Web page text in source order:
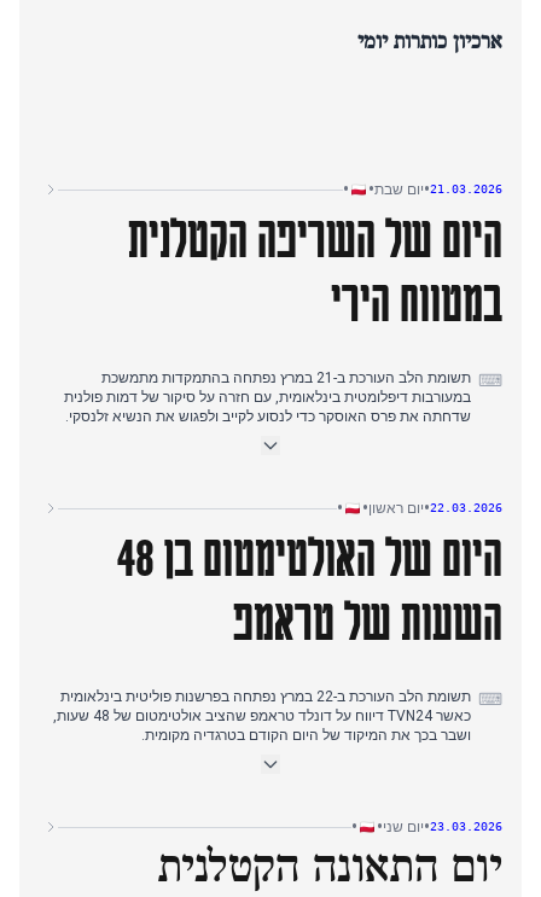
ארכיון כותרות יומי
21.03.2026
•יום שבת•
•
היום של השריפה הקטלנית
במטווח הירי
⌨
תשומת הלב העורכת ב-21 במרץ נפתחה בהתמקדות מתמשכת
במעורבות דיפלומטית בינלאומית, עם חזרה על סיקור של דמות פולנית
שדחתה את פרס האוסקר כדי לנסוע לקייב ולפגוש את הנשיא זלנסקי.
קטלנית במטווח ירי שהרגה ארבעה אנשים, והעביר את הסיקור באופן
מנהל ה-FBI לשעבר ותגובתו של דונלד טראמפ, ולאחר מכן סיקור של
תקיפה איראנית נגד ישראל ליד כור דימונה.
22.03.2026
•יום ראשון•
•
היום של האולטימטום בן 48
השעות של טראמפ
⌨
תשומת הלב העורכת ב-22 במרץ נפתחה בפרשנות פוליטית בינלאומית
כאשר TVN24 דיווח על דונלד טראמפ שהציב אולטימטום של 48 שעות,
ושבר בכך את המיקוד של היום הקודם בטרגדיה מקומית.
בביזונים, ואז חזר להתפתחויות בינלאומיות עם כיסוי של התרסקות מסוק
קטן שנחת על כביש A1, לבין השפעות כלכליות בינלאומיות עם הטלת
קיצוב דלק בתגובה לאירועים באיראן.
כיסוי אמצע אחר הצהריים חזר לאולטימטום של טראמפ עם דיווחים
מרובים על הסלמת מתחים במזרח התיכון, ואז עבר לתאונת דרכים
23.03.2026
•יום שני•
•
יום התאונה הקטלנית